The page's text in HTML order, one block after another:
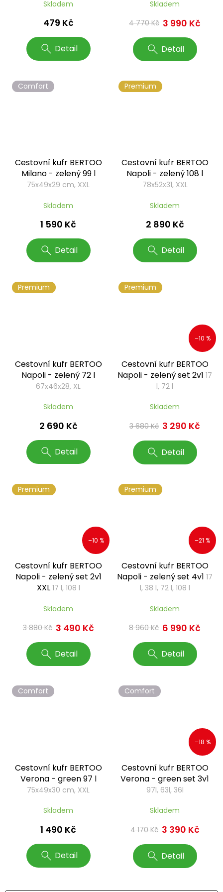
Skladem
479 Kč
Detail
Skladem
4 770 Kč 3 990 Kč
Detail
Comfort
Cestovní kufr BERTOO
Milano - zelený 99 l
75x49x29 cm, XXL
Skladem
1 590 Kč
Detail
Premium
Cestovní kufr BERTOO
Napoli - zelený 108 l
78x52x31, XXL
Skladem
2 890 Kč
Detail
Premium
Cestovní kufr BERTOO
Napoli - zelený 72 l
67x46x28, XL
Skladem
2 690 Kč
Detail
Premium
–10 %
Cestovní kufr BERTOO
Napoli - zelený set 2v1 17
l, 72 l
Skladem
3 680 Kč 3 290 Kč
Detail
Premium
–10 %
Cestovní kufr BERTOO
Napoli - zelený set 2v1
XXL 17 l, 108 l
Skladem
3 880 Kč 3 490 Kč
Detail
Premium
–21 %
Cestovní kufr BERTOO
Napoli - zelený set 4v1 17
l, 38 l, 72 l, 108 l
Skladem
8 960 Kč 6 990 Kč
Detail
Comfort
Cestovní kufr BERTOO
Verona - green 97 l
75x49x30 cm, XXL
Skladem
1 490 Kč
Detail
Comfort
–18 %
Cestovní kufr BERTOO
Verona - green set 3v1
97l, 63l, 36l
Skladem
4 170 Kč 3 390 Kč
Detail